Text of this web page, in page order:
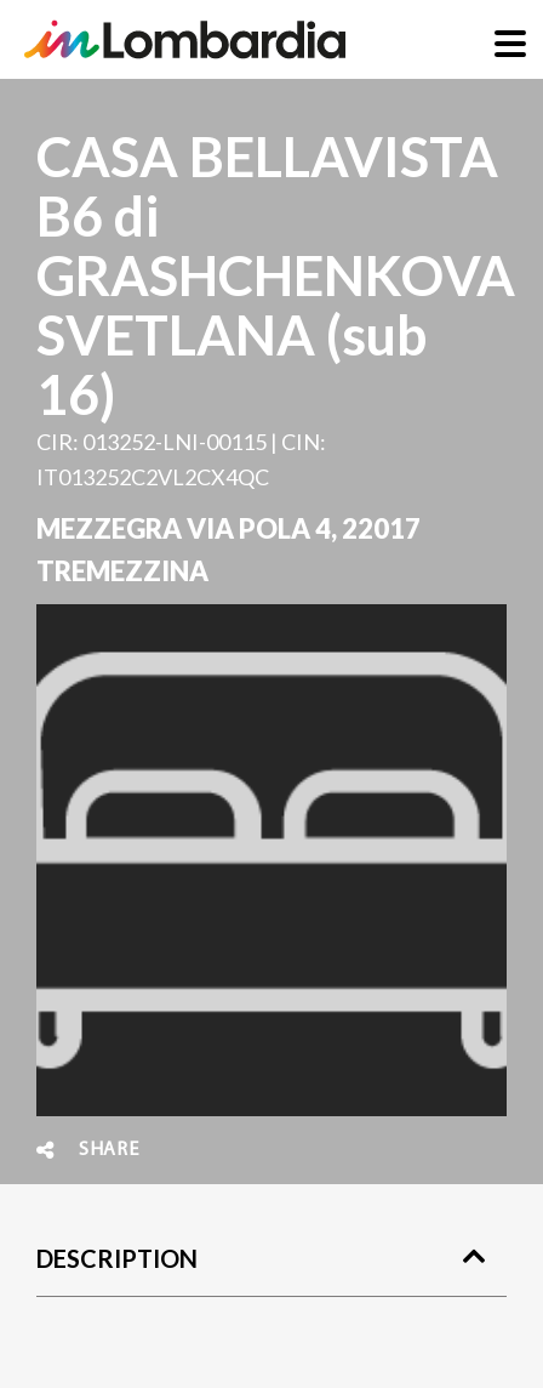
main
content
CASA BELLAVISTA
B6 di
GRASHCHENKOVA
SVETLANA (sub
16)
CIR: 013252-LNI-00115 | CIN:
IT013252C2VL2CX4QC
MEZZEGRA VIA POLA 4,22017
TREMEZZINA
SHARE
DESCRIPTION